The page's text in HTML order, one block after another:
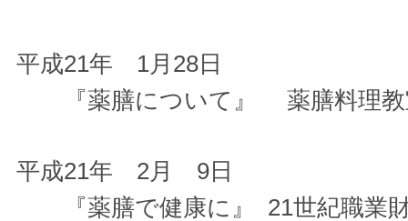
平成21年 1月28日
『薬膳について』 薬膳料理教
平成21年 2月 9日
『薬膳で健康に』 21世紀職業